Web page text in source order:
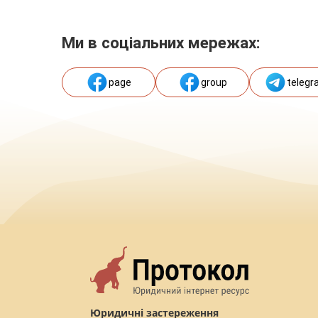
Ми в соціальних мережах:
page group
Юридичні застереження